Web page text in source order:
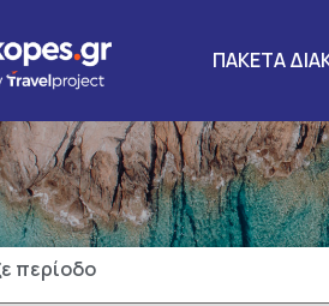
ΠΑΚΕΤΑ
σου ταιριάζει
περίοδο